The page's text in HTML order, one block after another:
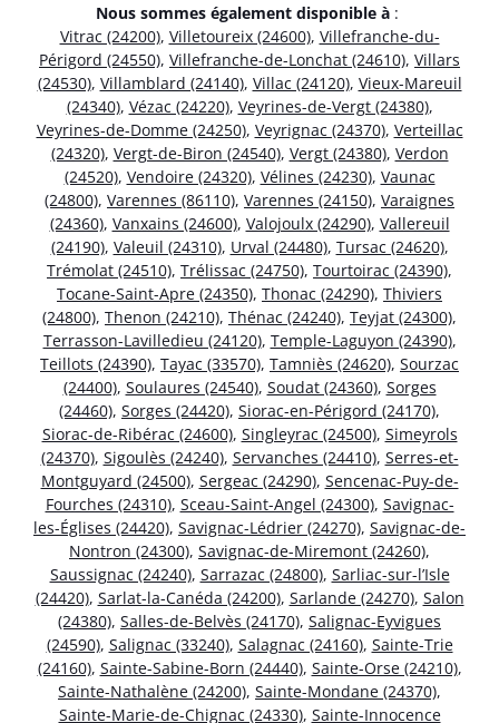
Nous sommes également disponible à :
Vitrac (24200), Villetoureix (24600), Villefranche-du-
Périgord (24550), Villefranche-de-Lonchat (24610), Villars
(24530), Villamblard (24140), Villac (24120), Vieux-Mareuil
(24340), Vézac (24220), Veyrines-de-Vergt (24380),
Veyrines-de-Domme (24250), Veyrignac (24370), Verteillac
(24320), Vergt-de-Biron (24540), Vergt (24380), Verdon
(24520), Vendoire (24320), Vélines (24230), Vaunac
(24800), Varennes (86110), Varennes (24150), Varaignes
(24360), Vanxains (24600), Valojoulx (24290), Vallereuil
(24190), Valeuil (24310), Urval (24480), Tursac (24620),
Trémolat (24510), Trélissac (24750), Tourtoirac (24390),
Tocane-Saint-Apre (24350), Thonac (24290), Thiviers
(24800), Thenon (24210), Thénac (24240), Teyjat (24300),
Terrasson-Lavilledieu (24120), Temple-Laguyon (24390),
Teillots (24390), Tayac (33570), Tamniès (24620), Sourzac
(24400), Soulaures (24540), Soudat (24360), Sorges
(24460), Sorges (24420), Siorac-en-Périgord (24170),
Siorac-de-Ribérac (24600), Singleyrac (24500), Simeyrols
(24370), Sigoulès (24240), Servanches (24410), Serres-et-
Montguyard (24500), Sergeac (24290), Sencenac-Puy-de-
Fourches (24310), Sceau-Saint-Angel (24300), Savignac-
les-Églises (24420), Savignac-Lédrier (24270), Savignac-de-
Nontron (24300), Savignac-de-Miremont (24260),
Saussignac (24240), Sarrazac (24800), Sarliac-sur-l’Isle
(24420), Sarlat-la-Canéda (24200), Sarlande (24270), Salon
(24380), Salles-de-Belvès (24170), Salignac-Eyvigues
(24590), Salignac (33240), Salagnac (24160), Sainte-Trie
(24160), Sainte-Sabine-Born (24440), Sainte-Orse (24210),
Sainte-Nathalène (24200), Sainte-Mondane (24370),
Sainte-Marie-de-Chignac (24330), Sainte-Innocence